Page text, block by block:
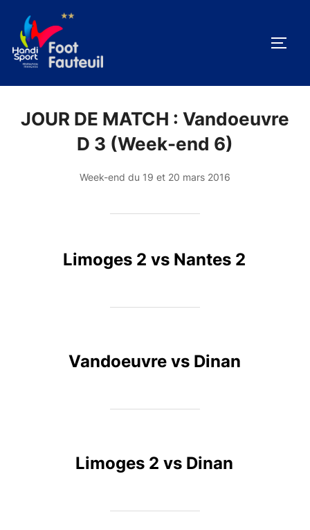
contenu
JOUR DE MATCH : Vandoeuvre
D 3 (Week-end 6)
Week-end du 19 et 20 mars 2016
Limoges 2 vs Nantes 2
Vandoeuvre vs Dinan
Limoges 2 vs Dinan